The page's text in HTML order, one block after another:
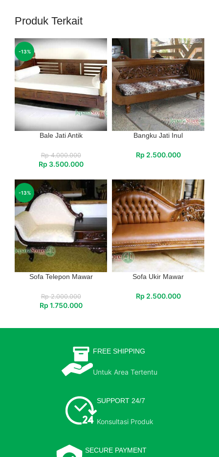
Produk Terkait
-13%
Bale Jati Antik
Rp4.000.000
Rp 3.500.000
Bangku Jati Inul
Rp 2.500.000
-13%
Sofa Telepon Mawar
Rp2.000.000
Rp 1.750.000
Sofa Ukir Mawar
Rp 2.500.000
FREE SHIPPING
Untuk Area Tertentu
SUPPORT 24/7
Konsultasi Produk
SECURE PAYMENT